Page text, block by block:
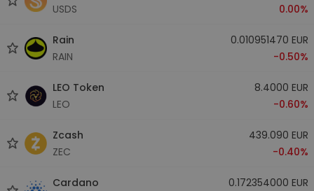
USDS
0.00%
Rain
RAIN
0.010951470 EUR
-0.50%
LEO Token
LEO
8.4000 EUR
-0.60%
Zcash
ZEC
439.090 EUR
-0.40%
Cardano
0.172354000 EUR